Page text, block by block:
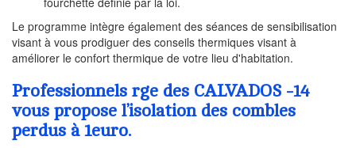
Le programme intègre également des séances de sensibilisation
visant à vous prodiguer des conseils thermiques visant à
améliorer le confort thermique de votre lieu d'habitation.
Professionnels rge des CALVADOS -14
vous propose l’isolation des combles
perdus à 1euro.